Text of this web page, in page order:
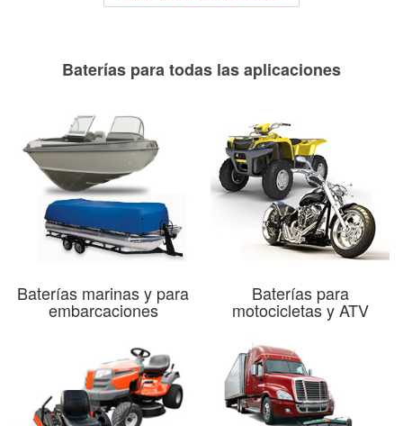
Baterías para todas las aplicaciones
Baterías marinas y para
embarcaciones
Baterías para
motocicletas y ATV